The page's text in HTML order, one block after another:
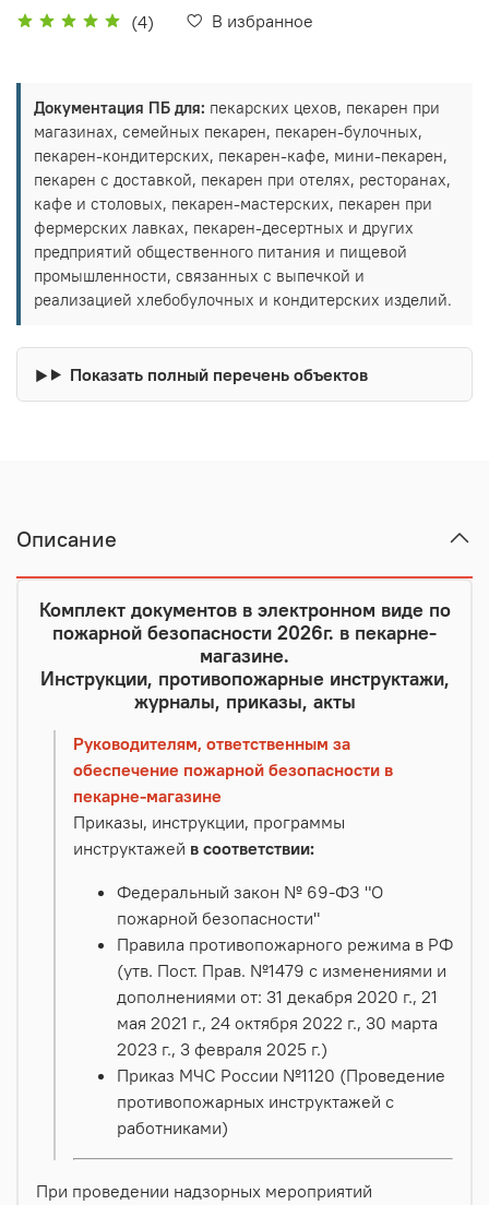
(4) В избранное
Документация ПБ для: пекарских цехов, пекарен при
магазинах, семейных пекарен, пекарен-булочных,
пекарен-кондитерских, пекарен-кафе, мини-пекарен,
пекарен с доставкой, пекарен при отелях, ресторанах,
кафе и столовых, пекарен-мастерских, пекарен при
фермерских лавках, пекарен-десертных и других
предприятий общественного питания и пищевой
промышленности, связанных с выпечкой и
реализацией хлебобулочных и кондитерских изделий.
Показать полный перечень объектов
Описание
Комплект документов в электронном виде по
пожарной безопасности 2026г. в пекарне-
магазине.
Инструкции, противопожарные инструктажи,
журналы, приказы, акты
Руководителям, ответственным за
обеспечение пожарной безопасности в
пекарне-магазине
Приказы, инструкции, программы
инструктажей в соответствии:
Федеральный закон № 69-ФЗ "О
пожарной безопасности"
Правила противопожарного режима в РФ
(утв. Пост. Прав. №1479 с изменениями и
дополнениями от: 31 декабря 2020 г., 21
мая 2021 г., 24 октября 2022 г., 30 марта
2023 г., 3 февраля 2025 г.)
Приказ МЧС России №1120 (Проведение
противопожарных инструктажей с
работниками)
При проведении надзорных мероприятий